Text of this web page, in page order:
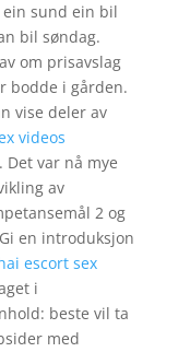
sund ein bil
bil søndag.
om prisavslag
bodde i gården.
vise deler av
videos
var nå mye
av
2 og
Gi en introduksjon
escort sex
i
beste vil ta
med